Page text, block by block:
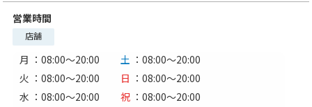
営業時間
店舗
月 ：08:00〜20:00
火 ：08:00〜20:00
水 ：08:00〜20:00
土 ：08:00〜20:00
日 ：08:00〜20:00
祝 ：08:00〜20:00